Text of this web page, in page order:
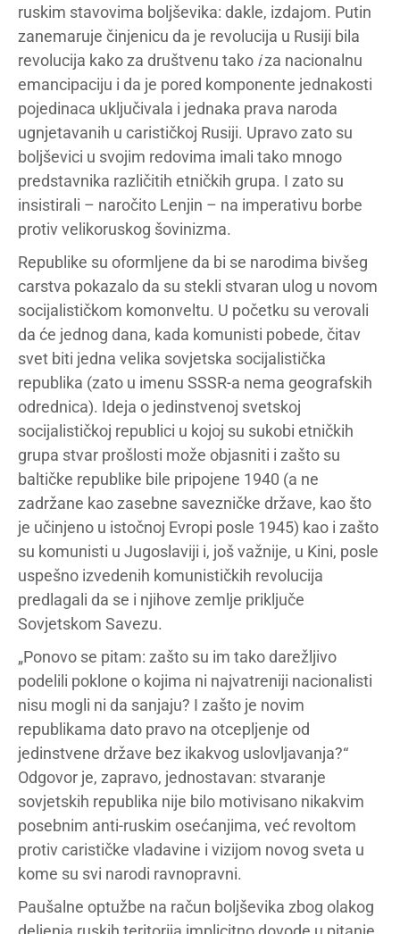
ruskim stavovima boljševika: dakle, izdajom. Putin
zanemaruje činjenicu da je revolucija u Rusiji bila
revolucija kako za društvenu tako iza nacionalnu
emancipaciju i da je pored komponente jednakosti
pojedinaca uključivala i jednaka prava naroda
ugnjetavanih u carističkoj Rusiji. Upravo zato su
boljševici u svojim redovima imali tako mnogo
predstavnika različitih etničkih grupa. I zato su
insistirali – naročito Lenjin – na imperativu borbe
protiv velikoruskog šovinizma.
Republike su oformljene da bi se narodima bivšeg
carstva pokazalo da su stekli stvaran ulog u novom
socijalističkom komonveltu. U početku su verovali
da će jednog dana, kada komunisti pobede, čitav
svet biti jedna velika sovjetska socijalistička
republika (zato u imenu SSSR-a nema geografskih
odrednica). Ideja o jedinstvenoj svetskoj
socijalističkoj republici u kojoj su sukobi etničkih
grupa stvar prošlosti može objasniti i zašto su
baltičke republike bile pripojene 1940 (a ne
zadržane kao zasebne savezničke države, kao što
je učinjeno u istočnoj Evropi posle 1945) kao i zašto
su komunisti u Jugoslaviji i, još važnije, u Kini, posle
uspešno izvedenih komunističkih revolucija
predlagali da se i njihove zemlje priključe
Sovjetskom Savezu.
„Ponovo se pitam: zašto su im tako darežljivo
podelili poklone o kojima ni najvatreniji nacionalisti
nisu mogli ni da sanjaju? I zašto je novim
republikama dato pravo na otcepljenje od
jedinstvene države bez ikakvog uslovljavanja?“
Odgovor je, zapravo, jednostavan: stvaranje
sovjetskih republika nije bilo motivisano nikakvim
posebnim anti-ruskim osećanjima, već revoltom
protiv carističke vladavine i vizijom novog sveta u
kome su svi narodi ravnopravni.
Paušalne optužbe na račun boljševika zbog olakog